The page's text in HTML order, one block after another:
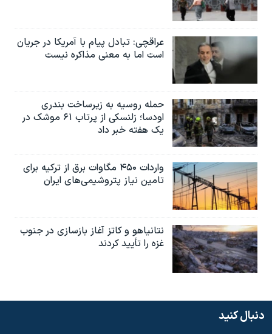
عراقچی: تبادل پیام با آمریکا در جریان
است اما به معنی مذاکره نیست
حمله روسیه به زیرساخت بندری
اودسا؛ زلنسکی از پرتاب ۶۱ موشک در
یک هفته خبر داد
واردات ۴۵۰ مگاوات برق از ترکیه برای
تامین نیاز پتروشیمی‌های ایران
نتانیاهو و کاتز آغاز بازسازی در جنوب
غزه را تأیید کردند
دنبال کنید